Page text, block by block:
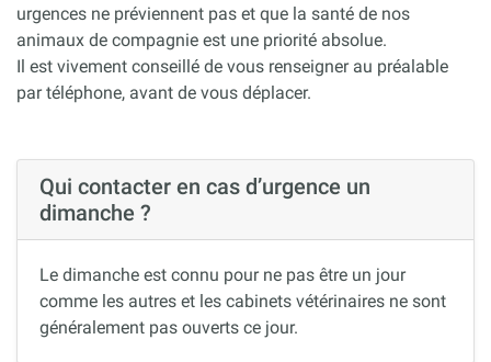
urgences ne préviennent pas et que la santé de nos
animaux de compagnie est une priorité absolue.
Il est vivement conseillé de vous renseigner au préalable
par téléphone, avant de vous déplacer.
Qui contacter en cas d’urgence un
dimanche ?
Le dimanche est connu pour ne pas être un jour
comme les autres et les cabinets vétérinaires ne sont
généralement pas ouverts ce jour.